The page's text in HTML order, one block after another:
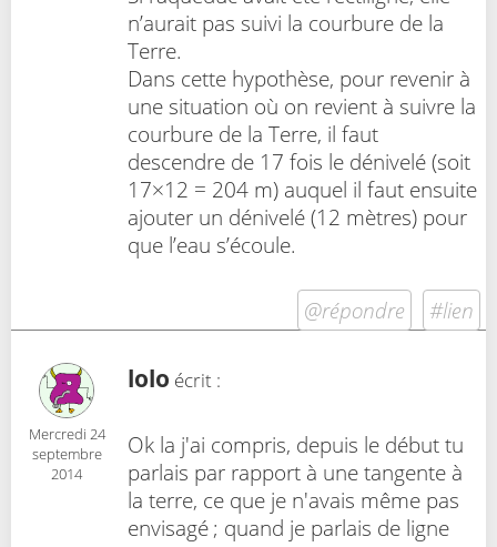
n’aurait pas suivi la courbure de la
Terre.
Dans cette hypothèse, pour revenir à
une situation où on revient à suivre la
courbure de la Terre, il faut
descendre de 17 fois le dénivelé (soit
17×12 = 204 m) auquel il faut ensuite
ajouter un dénivelé (12 mètres) pour
que l’eau s’écoule.
@répondre #lien
Mercredi 24
septembre
2014
lolo écrit :
Ok la j'ai compris, depuis le début tu
parlais par rapport à une tangente à
la terre, ce que je n'avais même pas
envisagé ; quand je parlais de ligne